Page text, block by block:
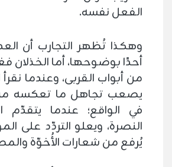
الفعل نفسه.
وهكذا تُظهر التجارب أن
أحدًا بوضوحها، أما الخذلان
من أبواب القربى، وعندما
يصعب تجاهل ما تعكسه
في الواقع؛ عندما
النصرة، ويعلو التردّد على
يُرفع من شعارات الأُخوّة